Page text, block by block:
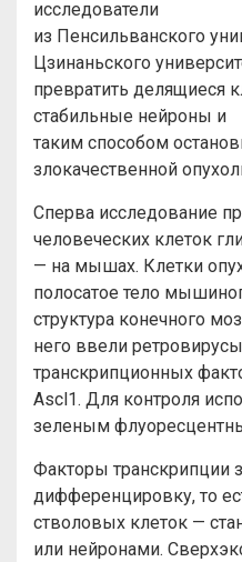
исследователи
из Пенсильванского
Цзинаньского
превратить делящиеся
стабильные нейроны и
таким способом
злокачественной
Сперва исследование
человеческих клеток
— на мышах. Клетки
полосатое тело
структура конечного
него ввели
транскрипционных
Ascl1. Для контроля
зеленым
Факторы транскрипции
дифференцировку, то
стволовых клеток —
или нейронами.